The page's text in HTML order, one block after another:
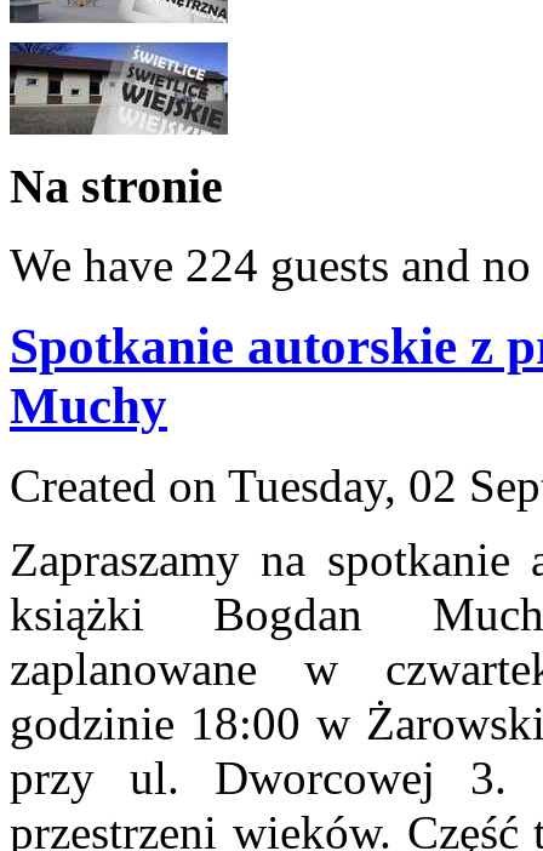
Na stronie
We have 224 guests and
Spotkanie autorskie z
Muchy
Created on Tuesday, 02
Zapraszamy na spotkanie
książki Bogdan
zaplanowane w
godzinie 18:00 w
przy ul. Dworcowej 3.
przestrzeni wieków. Część